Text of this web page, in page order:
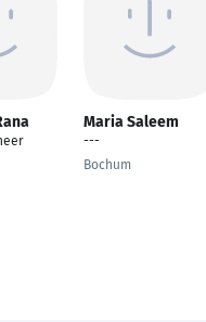
Maria Saleem
---
Bochum